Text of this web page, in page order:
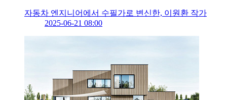
자동차 엔지니어에서 수필가로 변신한, 이원환 작가
2025-06-21 08:00